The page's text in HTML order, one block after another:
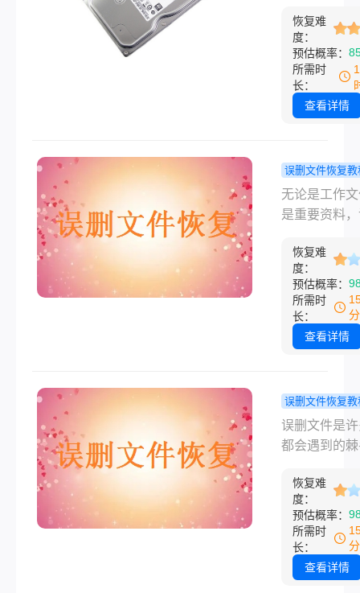
包。
门！
问题。你是
硬盘崩溃而
望，担心着
文件和回忆
消失？别担
克服困难、
要信息。
恢复难
度：
预估概率：
所需时
长：
查看详情
误删文件恢复教
小心把文档
了怎么找回
方法！
无论是工作
是重要资料
人心跳加速
慌！即使清
收站，仍有
法可以尝试
那么不小心
新手到进阶
解决方案，
大限度挽救
恢复难
度：
预估概率：
所需时
长：
查看详情
误删文件恢复教
件删除怎么
回？完整恢
误删文件是
都会遇到的
工作文档、
片或视频丢
可能带来巨
扰。但被删
件并非彻底
恢复难
度：
预估概率：
所需时
长：
查看详情